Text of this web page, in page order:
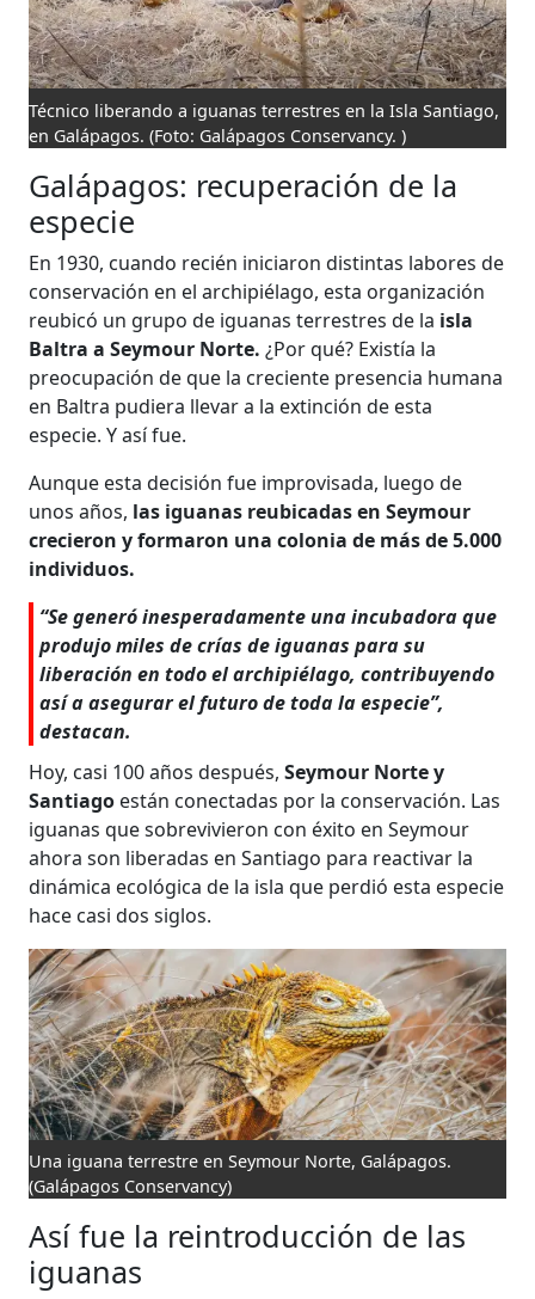
Técnico liberando a iguanas terrestres en la Isla Santiago,
en Galápagos. (Foto: Galápagos Conservancy. )
Galápagos: recuperación de la
especie
En 1930, cuando recién iniciaron distintas labores de
conservación en el archipiélago, esta organización
reubicó un grupo de iguanas terrestres de la isla
Baltra a Seymour Norte. ¿Por qué? Existía la
preocupación de que la creciente presencia humana
en Baltra pudiera llevar a la extinción de esta
especie. Y así fue.
Aunque esta decisión fue improvisada, luego de
unos años, las iguanas reubicadas en Seymour
crecieron y formaron una colonia de más de 5.000
individuos.
“Se generó inesperadamente una incubadora que
produjo miles de crías de iguanas para su
liberación en todo el archipiélago, contribuyendo
así a asegurar el futuro de toda la especie”,
destacan.
Hoy, casi 100 años después,Seymour Norte y
Santiago están conectadas por la conservación. Las
iguanas que sobrevivieron con éxito en Seymour
ahora son liberadas en Santiago para reactivar la
dinámica ecológica de la isla que perdió esta especie
hace casi dos siglos.
Una iguana terrestre en Seymour Norte, Galápagos.
(Galápagos Conservancy)
Así fue la reintroducción de las
iguanas